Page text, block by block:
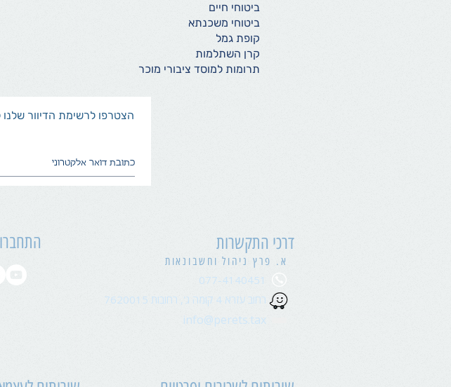
ביטוחי חיים
ביטוחי משכנתא
קופת גמל
קרן השתלמות
תרומות למוסד ציבורי מוכר
הצטרפו לרשימת הדיוור
דרכי התקשרות
א. פרץ ניהול וחשבונאות
077-4140451
רחוב עזרא 4 קומה ג',
רחובות 7620015
info@perets.tax